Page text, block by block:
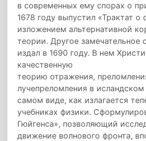
в современных ему спорах о
1678 году выпустил «Трактат о
изложением альтернативной
теории. Другое замечательное
издал в 1690 году. В нем
качественную
теорию отражения,
лучепреломления в
самом виде, как излагается
учебниках физики.
Гюйгенса», позволяющий
движение волнового фронта,